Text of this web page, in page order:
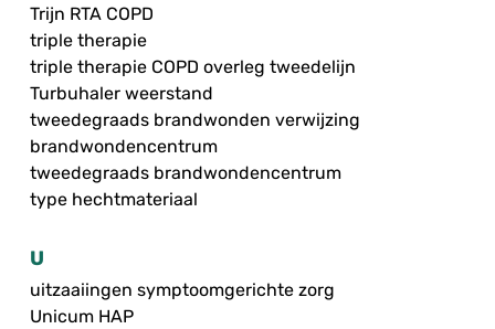
Trijn RTA COPD
triple therapie
triple therapie COPD overleg tweedelijn
Turbuhaler weerstand
tweedegraads brandwonden verwijzing
brandwondencentrum
tweedegraads brandwondencentrum
type hechtmateriaal
U
uitzaaiingen symptoomgerichte zorg
Unicum HAP